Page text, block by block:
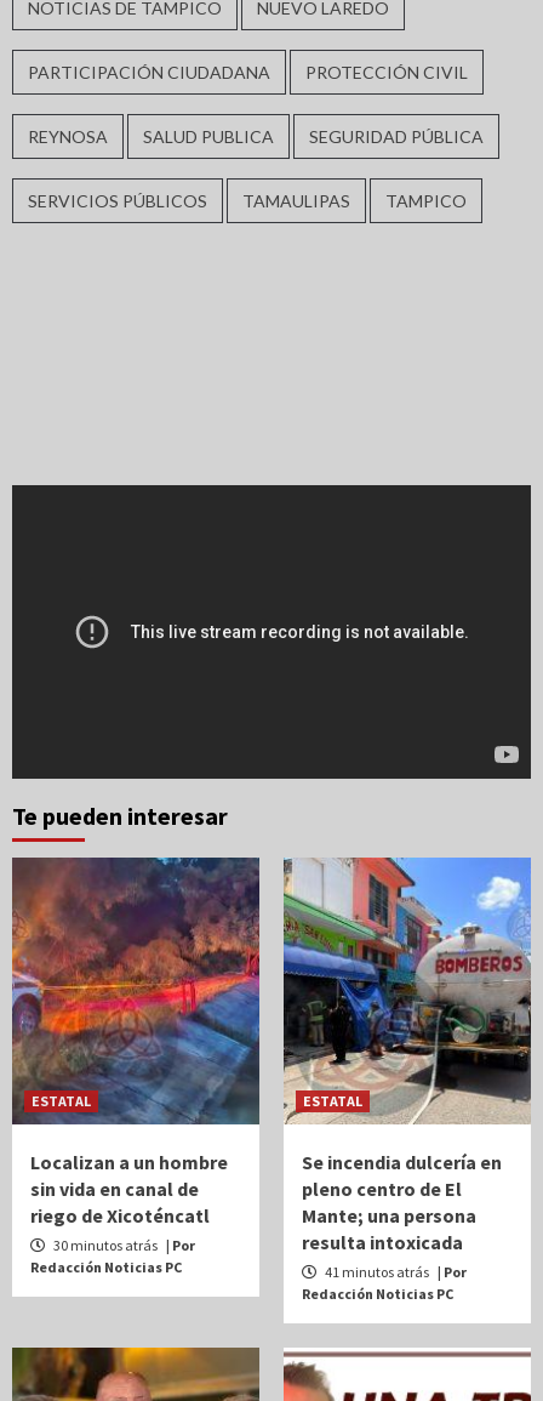
NOTICIAS DE TAMPICO NUEVO LAREDO
PARTICIPACIÓN CIUDADANA PROTECCIÓN CIVIL
REYNOSA SALUD PUBLICA SEGURIDAD PÚBLICA
SERVICIOS PÚBLICOS TAMAULIPAS TAMPICO
Te pueden interesar
ESTATAL
Localizan a un hombre
sin vida en canal de
riego de Xicoténcatl
30 minutos atrás | Por
Redacción Noticias PC
ESTATAL
Se incendia dulcería en
pleno centro de El
Mante; una persona
resulta intoxicada
41 minutos atrás | Por
Redacción Noticias PC